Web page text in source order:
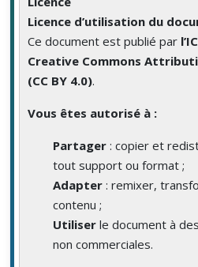
Licence d’utilisation du
Ce document est publié par
Creative Commons
(CC BY 4.0).
Vous êtes autorisé à :
Partager : copier et
tout support ou format ;
Adapter : remixer,
contenu ;
Utiliser le document à
non commerciales.